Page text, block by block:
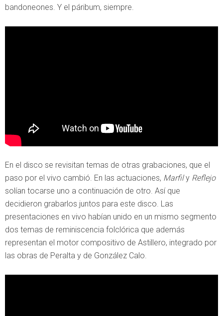
bandoneones. Y el páribum, siempre.
En el disco se revisitan temas de otras grabaciones, que el
paso por el vivo cambió. En las actuaciones, Marfily Reflejo
solían tocarse uno a continuación de otro. Así que
decidieron grabarlos juntos para este disco. Las
presentaciones en vivo habían unido en un mismo segmento
dos temas de reminiscencia folclórica que además
representan el motor compositivo de Astillero, integrado por
las obras de Peralta y de González Calo.